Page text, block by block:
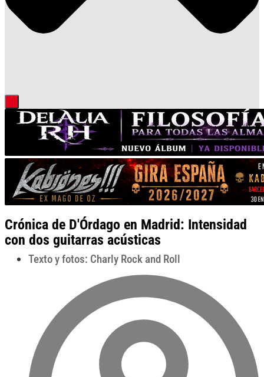
Crónica de D'Órdago en Madrid: Intensidad
con dos guitarras acústicas
Texto y fotos: Charly Rock and Roll